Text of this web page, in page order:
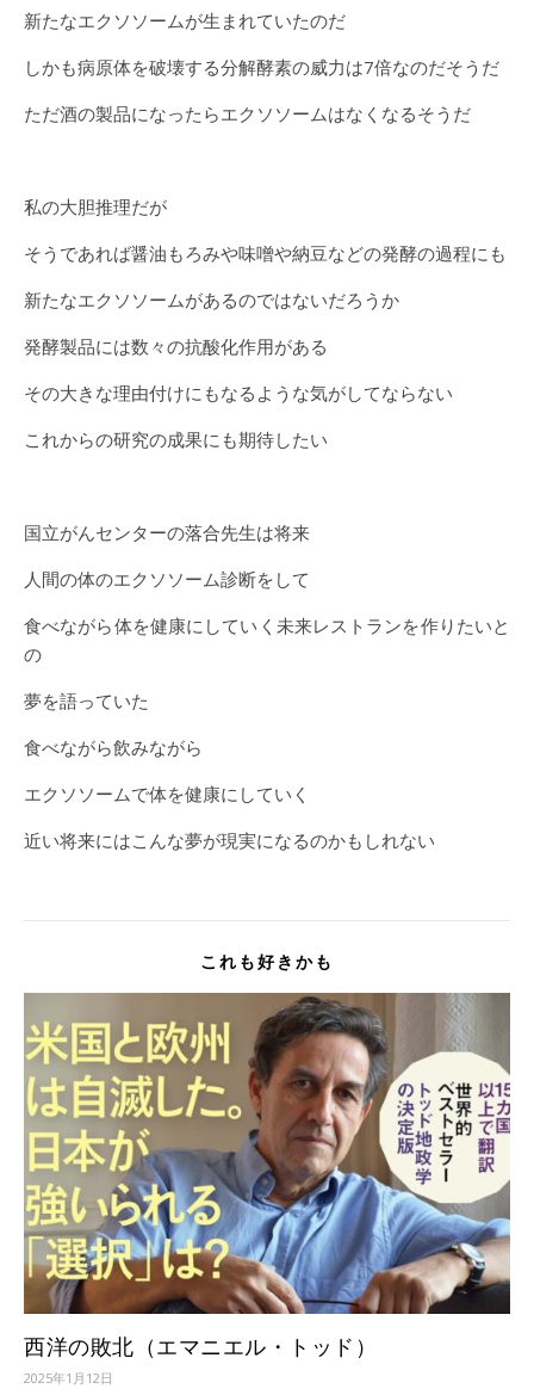
新たなエクソソームが生まれていたのだ
しかも病原体を破壊する分解酵素の威力は7倍なのだそうだ
ただ酒の製品になったらエクソソームはなくなるそうだ
私の大胆推理だが
そうであれば醤油もろみや味噌や納豆などの発酵の過程にも
新たなエクソソームがあるのではないだろうか
発酵製品には数々の抗酸化作用がある
その大きな理由付けにもなるような気がしてならない
これからの研究の成果にも期待したい
国立がんセンターの落合先生は将来
人間の体のエクソソーム診断をして
食べながら体を健康にしていく未来レストランを作りたいと
の
夢を語っていた
食べながら飲みながら
エクソソームで体を健康にしていく
近い将来にはこんな夢が現実になるのかもしれない
これも好きかも
西洋の敗北（エマニエル・トッド）
2025年1月12日